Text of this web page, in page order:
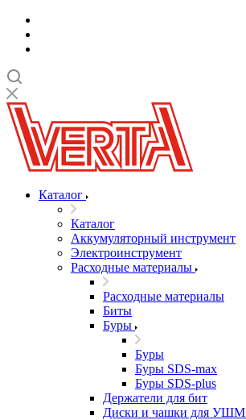
Каталог
Каталог
Аккумуляторный инструмент
Электроинструмент
Расходные материалы
Расходные материалы
Биты
Буры
Буры
Буры SDS-max
Буры SDS-plus
Держатели для бит
Диски и чашки для УШМ